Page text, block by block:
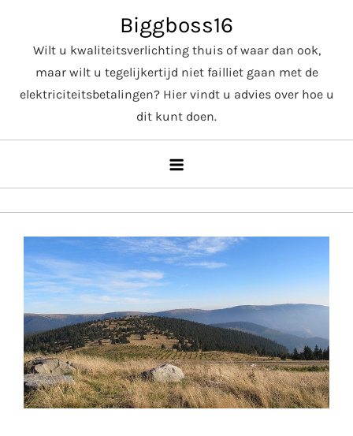
content
Biggboss16
Wilt u kwaliteitsverlichting thuis of waar dan ook,
maar wilt u tegelijkertijd niet failliet gaan met de
elektriciteitsbetalingen? Hier vindt u advies over hoe u
dit kunt doen.